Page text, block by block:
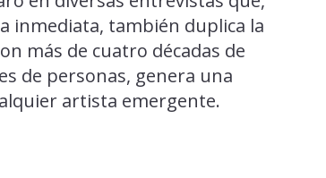
inmediata, también duplica la
más de cuatro décadas de
de personas, genera una
artista emergente.